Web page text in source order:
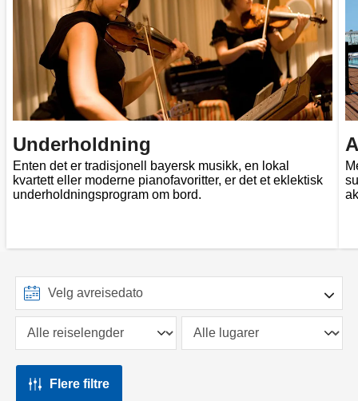
Underholdning
Enten det er tradisjonell bayersk musikk, en lokal
kvartett eller moderne pianofavoritter, er det et eklektisk
underholdningsprogram om bord.
Flere filtre